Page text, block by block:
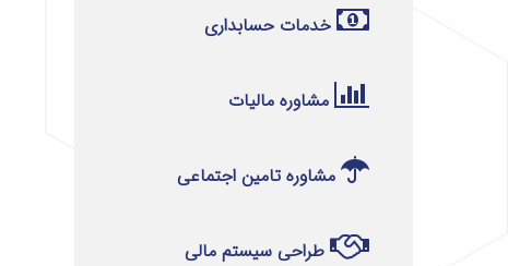
خدمات حسابداری
مشاوره مالیات
مشاوره تامین اجتماعی
طراحی سیستم مالی